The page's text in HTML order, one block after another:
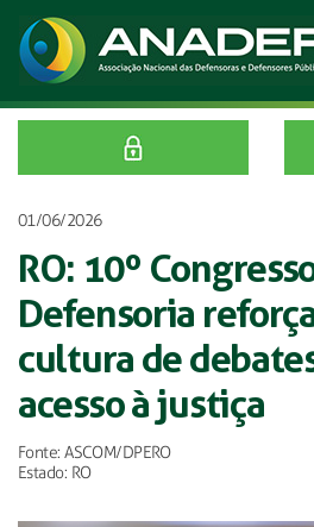
01/06/2026
RO: 10º
Defensoria
cultura de
acesso à justiça
Fonte: ASCOM/DPERO
Estado: RO